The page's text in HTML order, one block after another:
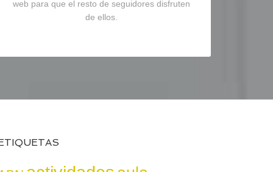
web para que el resto de seguidores disfruten
de ellos.